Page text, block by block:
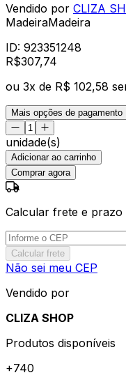
Vendido por CLIZA
MadeiraMadeira
ID: 923351248
R$307,74
ou 3x de R$ 102,58
Mais opções de pagamento
unidade(s)
Adicionar ao carrinho
Comprar agora
Calcular frete e prazo
Calcular frete
Não sei meu CEP
Vendido por
CLIZA SHOP
Produtos disponíveis
+740